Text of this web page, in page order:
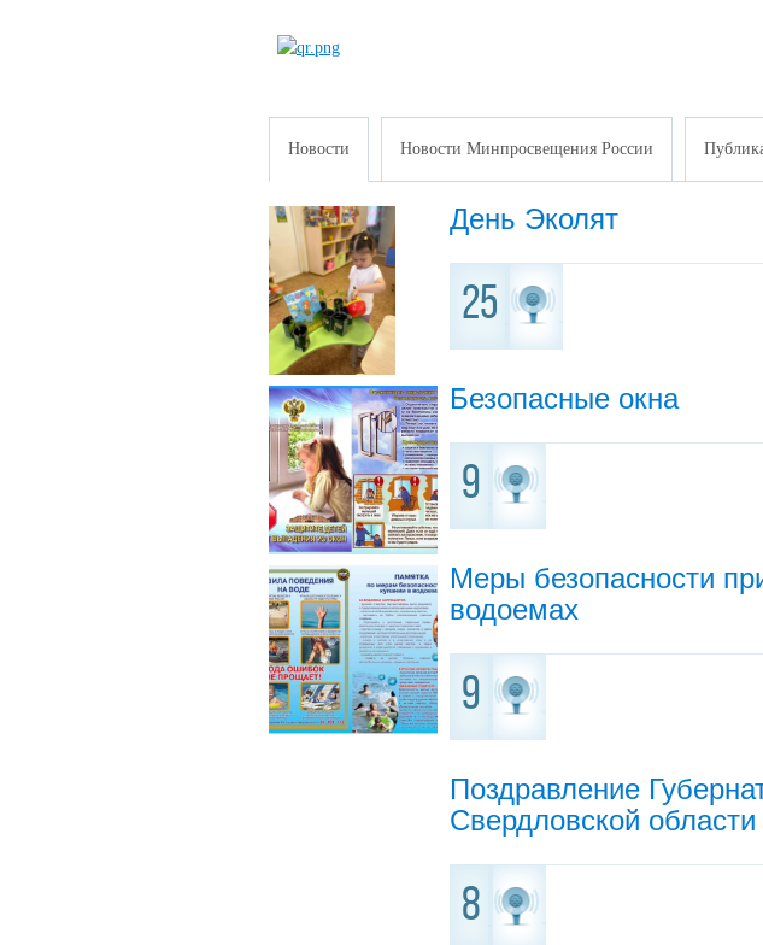
Новости Новости Минпросвещения России
День Эколят
25
Безопасные окна
9
Меры безопасности
водоемах
9
Поздравление
Свердловской
8